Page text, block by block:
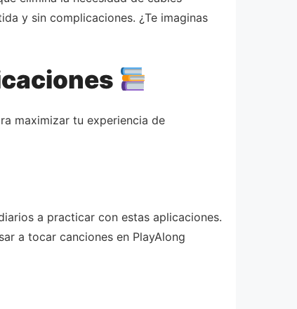
y sin complicaciones. ¿Te imaginas
maximizar tu experiencia de
a practicar con estas aplicaciones.
a tocar canciones en PlayAlong